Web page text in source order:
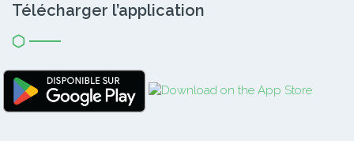
Télécharger l’application